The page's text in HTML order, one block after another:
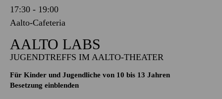
17:30 - 19:00
Aalto-Cafeteria
AALTO LABS
JUGENDTREFFS IM AALTO-THEATER
Für Kinder und Jugendliche von 10 bis 13 Jahren
Besetzung einblenden